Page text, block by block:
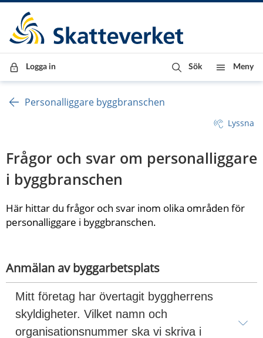
Till innehåll
Till navigationen
Till chattrobot
Logga in Sök Meny
Personalliggare byggbranschen
Lyssna
Frågor och svar om personalliggare
i byggbranschen
Här hittar du frågor och svar inom olika områden för
personalliggare i byggbranschen.
Anmälan av byggarbetsplats
Mitt företag har övertagit byggherrens
skyldigheter. Vilket namn och
organisationsnummer ska vi skriva i